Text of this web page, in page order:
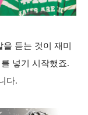
듣는 것이 재미
넣기 시작했죠.
다.